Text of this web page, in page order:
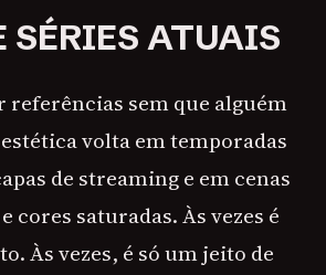
SÉRIES ATUAIS
referências sem que alguém
volta em temporadas
de streaming e em cenas
cores saturadas. Às vezes é
Às vezes, é só um jeito de